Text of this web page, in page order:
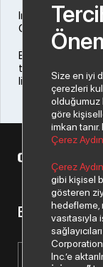
Index Grup
CTO’ listesinde
Bilgi Sistemleri
tarafından
listesinde yer
Bizden
Size en iyi
çerezleri
olduğumuz
göre
imkan
Çerez
Çerez
gibi kişisel
gösteren
hedefleme,
Inc.’e